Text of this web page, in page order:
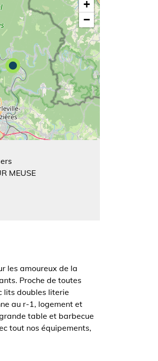
+
−
MEUSE
les amoureux de la
Proche de toutes
lits doubles literie
au r-1, logement et
table et barbecue
tout nos équipements,